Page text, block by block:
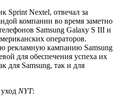
Nextel, отвечал за
компании во время заметно
Samsung Galaxy S III и
операторов.
рекламную кампанию Samsung
для обеспечения успеха их
для Samsung, так и для
NYT: